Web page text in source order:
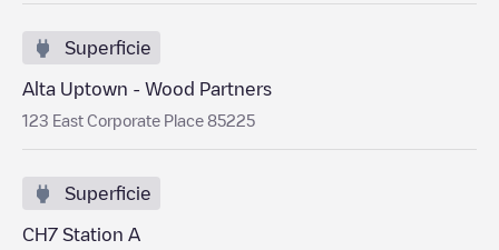
Superficie
Alta Uptown - Wood Partners
123 East Corporate Place 85225
Superficie
CH7 Station A